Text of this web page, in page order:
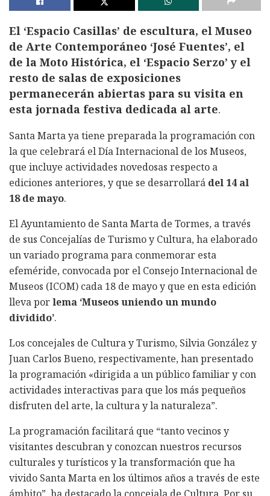
El ‘Espacio Casillas’ de escultura, el Museo
de Arte Contemporáneo ‘José Fuentes’, el
de la Moto Histórica, el ‘Espacio Serzo’ y el
resto de salas de exposiciones
permanecerán abiertas para su visita en
esta jornada festiva dedicada al arte.
Santa Marta ya tiene preparada la programación con
la que celebrará el Día Internacional de los Museos,
que incluye actividades novedosas respecto a
ediciones anteriores, y que se desarrollará del 14 al
18 de mayo.
El Ayuntamiento de Santa Marta de Tormes, a través
de sus Concejalías de Turismo y Cultura, ha elaborado
un variado programa para conmemorar esta
efeméride, convocada por el Consejo Internacional de
Museos (ICOM) cada 18 de mayo y que en esta edición
lleva porlema ‘Museos uniendo un mundo
dividido’.
Los concejales de Cultura y Turismo, Silvia González y
Juan Carlos Bueno, respectivamente, han presentado
la programación «dirigida a un público familiar y con
actividades interactivas para que los más pequeños
disfruten del arte, la cultura y la naturaleza”.
La programación facilitará que “tanto vecinos y
visitantes descubran y conozcan nuestros recursos
culturales y turísticos y la transformación que ha
vivido Santa Marta en los últimos años a través de este